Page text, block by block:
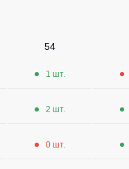
Свитшоты
Детские батники
54
1 шт.
2 шт.
0 шт.